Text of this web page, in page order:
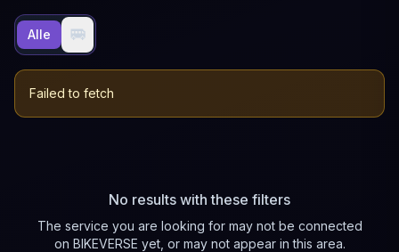
Alle 🚐
Failed to fetch
No results with these filters
The service you are looking for may not be connected
on BIKEVERSE yet, or may not appear in this area.